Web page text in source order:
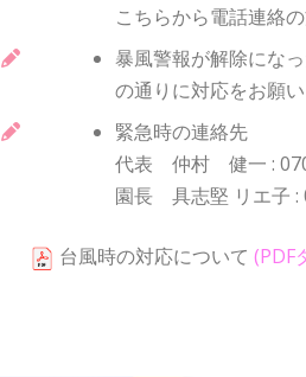
こちらから電話連絡
暴風警報が解除にな
の通りに対応をお願い
緊急時の連絡先
代表 仲村 健一 :
園長 具志堅 リエ子 :
台風時の対応について (PDF